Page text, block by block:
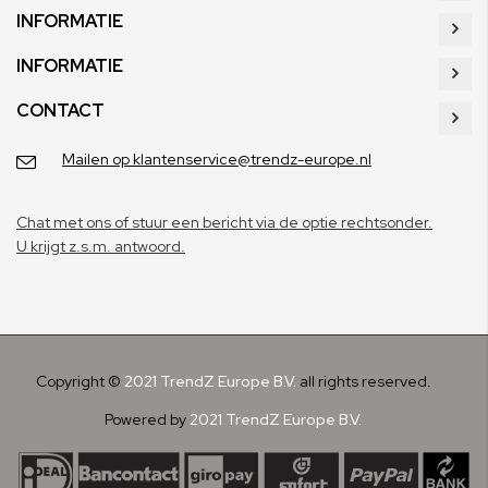
INFORMATIE
INFORMATIE
CONTACT
Mailen op klantenservice@trendz-europe.nl
Chat met ons of stuur een bericht via de optie rechtsonder.
U krijgt z.s.m. antwoord.
Copyright © 2021 TrendZ Europe B.V. all rights reserved.
Powered by 2021 TrendZ Europe B.V.